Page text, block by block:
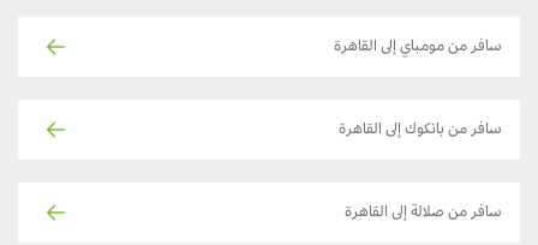
سافر من مومباي إلى القاهرة
سافر من بانكوك إلى القاهرة
سافر من صلالة إلى القاهرة